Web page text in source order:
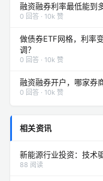
融资融券利率最低能到
0 回答 · 10k 赞
做债券ETF网格，利率
调？
0 回答 · 10k 赞
融资融券开户，哪家券
0 回答 · 10k 赞
相关资讯
新能源行业投资：技术
88 阅读